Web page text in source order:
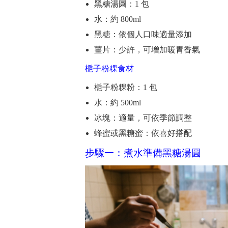
黑糖湯圓：1 包
水：約 800ml
黑糖：依個人口味適量添加
薑片：少許，可增加暖胃香氣
梔子粉粿食材
梔子粉粿粉：1 包
水：約 500ml
冰塊：適量，可依季節調整
蜂蜜或黑糖蜜：依喜好搭配
步驟一：煮水準備黑糖湯圓